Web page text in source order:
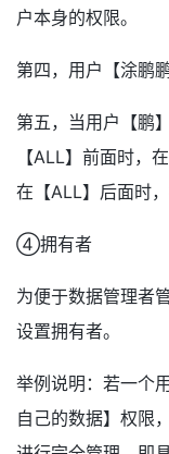
户本身的权限。
第四，用户【涂鹏
第五，当用户【鹏
【ALL】前面时，
在【ALL】后面时
④拥有者
为便于数据管理者
设置拥有者。
举例说明：若一个
自己的数据】权限